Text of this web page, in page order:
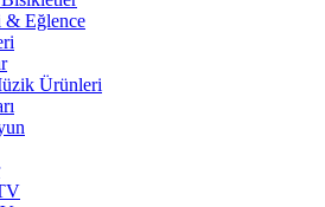
& Eğlence
Ürünleri